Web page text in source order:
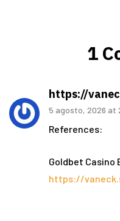
1
https://
5 agosto, 2026 at
References:
Goldbet Casino
https://